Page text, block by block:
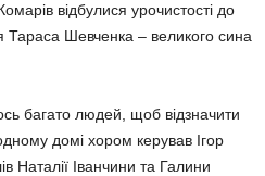
відбулися урочистості до
Тараса Шевченка – великого сина
багато людей, щоб відзначити
домі хором керував Ігор
Наталії Іванчини та Галини